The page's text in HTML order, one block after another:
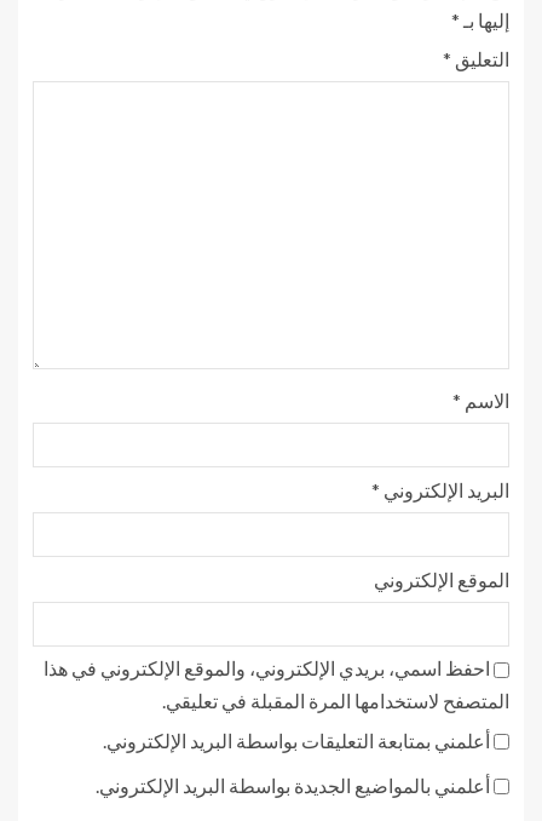
إليها بـ *
التعليق *
الاسم *
البريد الإلكتروني *
الموقع الإلكتروني
احفظ اسمي، بريدي الإلكتروني، والموقع الإلكتروني في هذا
المتصفح لاستخدامها المرة المقبلة في تعليقي.
أعلمني بمتابعة التعليقات بواسطة البريد الإلكتروني.
أعلمني بالمواضيع الجديدة بواسطة البريد الإلكتروني.